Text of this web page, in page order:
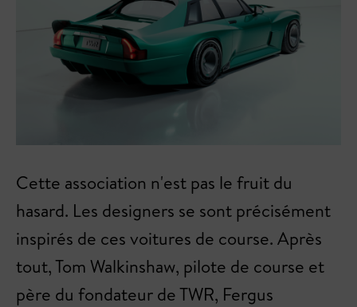
Cette association n'est pas le fruit du
hasard. Les designers se sont précisément
inspirés de ces voitures de course. Après
tout, Tom Walkinshaw, pilote de course et
père du fondateur de TWR, Fergus